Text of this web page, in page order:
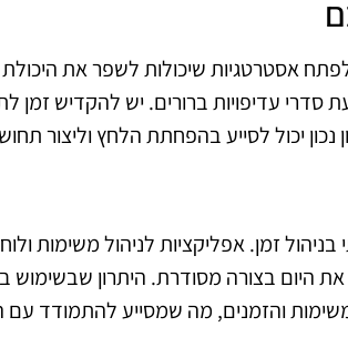
אסטרטגיות שיכולות לשפר את
עדיפויות ברורים. יש להקדיש זמן
יכול לסייע בהפחתת הלחץ וליצור
בניהול זמן. אפליקציות לניהול משימות
היום בצורה מסודרת. היתרון שבשימוש
והזמנים, מה שמסייע להתמודד עם